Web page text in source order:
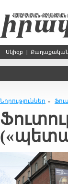
Սկիզբ | Քաղաքական
Նորություններ »